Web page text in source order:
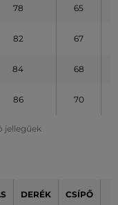
jellegűek
78 65
82 67
84 68
86 70
DERÉK
CSÍPŐ